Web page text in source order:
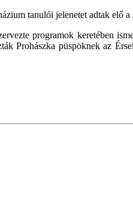
tanulói jelenetet adtak elő
programok keretében
Prohászka püspöknek az